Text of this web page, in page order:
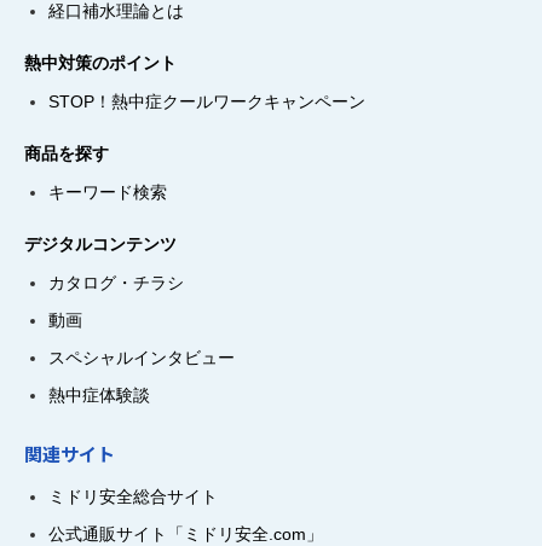
経口補水理論とは
熱中対策のポイント
STOP！熱中症クールワークキャンペーン
商品を探す
キーワード検索
デジタルコンテンツ
カタログ・チラシ
動画
スペシャルインタビュー
熱中症体験談
関連サイト
ミドリ安全総合サイト
公式通販サイト「ミドリ安全.com」